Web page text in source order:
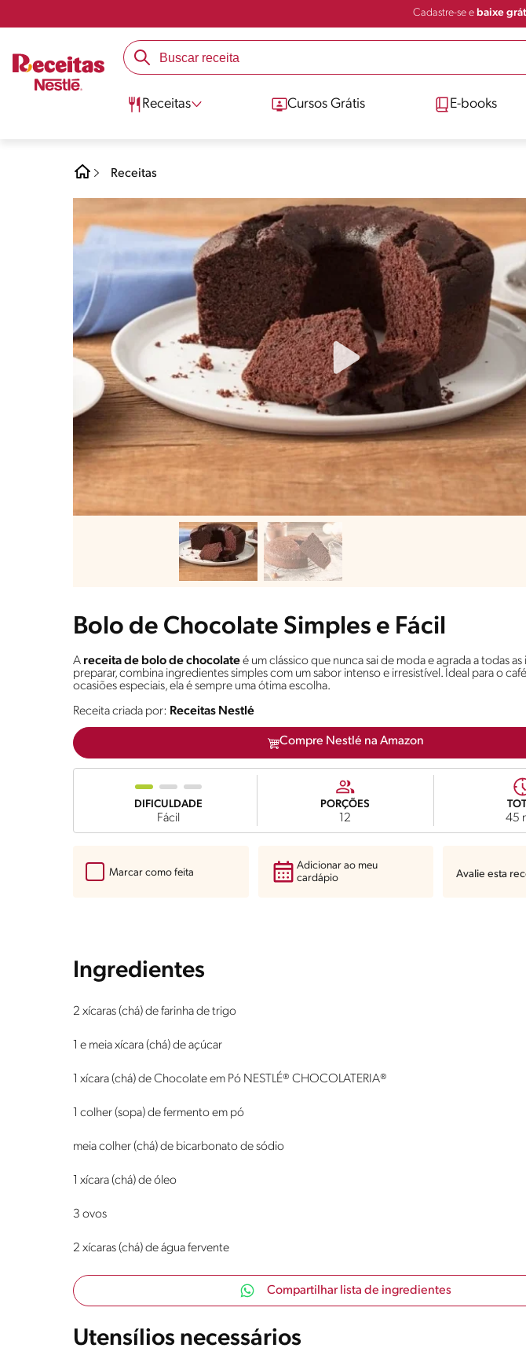
Cadastre-se e baixe
Receitas Cursos Grátis E-books
Receitas
Bolo de Chocolate Simples e Fácil
A receita de bolo de chocolateé um clássico que nunca sai de moda e agrada a todas as
preparar, combina ingredientes simples com um sabor intenso e irresistível. Ideal para o
ocasiões especiais, ela é sempre uma ótima escolha.
Receita criada por: Receitas Nestlé
Compre Nestlé na Amazon
DIFICULDADE
Fácil
PORÇÕES
12 45
Marcar como feita
Adicionar ao meu
cardápio
Avalie esta
Ingredientes
2 xícaras (chá) de farinha de trigo
1 e meia xícara (chá) de açúcar
1 xícara (chá) de Chocolate em Pó NESTLÉ® CHOCOLATERIA®
1 colher (sopa) de fermento em pó
meia colher (chá) de bicarbonato de sódio
1 xícara (chá) de óleo
3 ovos
2 xícaras (chá) de água fervente
Compartilhar lista de ingredientes
Utensílios necessários